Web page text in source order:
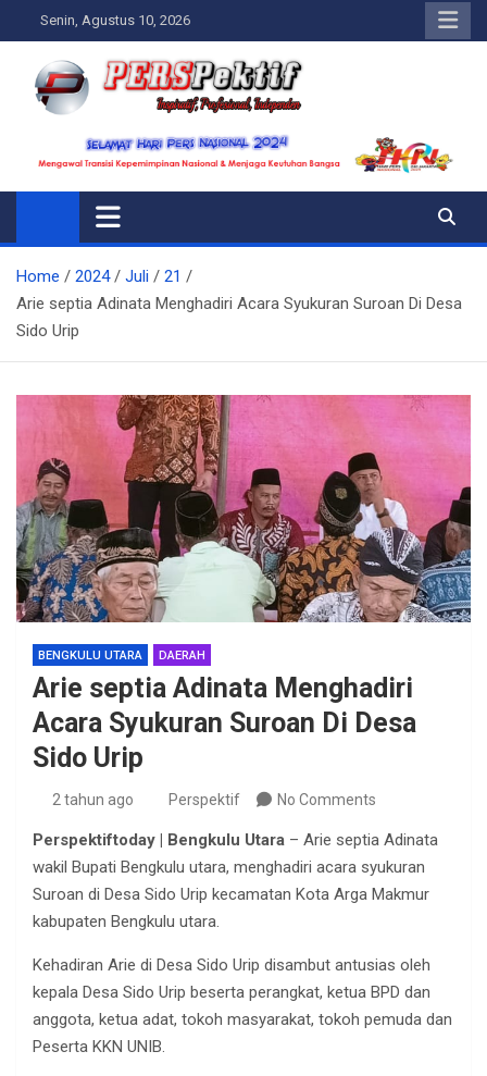
to
content
Senin, Agustus 10, 2026
Perspektif.today
Ispiratif Profesional Independen
Home 2024 Juli
21
Arie septia Adinata Menghadiri Acara Syukuran Suroan Di Desa
Sido Urip
BENGKULU UTARA DAERAH
Arie septia Adinata Menghadiri
Acara Syukuran Suroan Di Desa
Sido Urip
2 tahun ago Perspektif No Comments
Perspektiftoday | Bengkulu Utara – Arie septia Adinata
wakil Bupati Bengkulu utara, menghadiri acara syukuran
Suroan di Desa Sido Urip kecamatan Kota Arga Makmur
kabupaten Bengkulu utara.
Kehadiran Arie di Desa Sido Urip disambut antusias oleh
kepala Desa Sido Urip beserta perangkat, ketua BPD dan
anggota, ketua adat, tokoh masyarakat, tokoh pemuda dan
Peserta KKN UNIB.